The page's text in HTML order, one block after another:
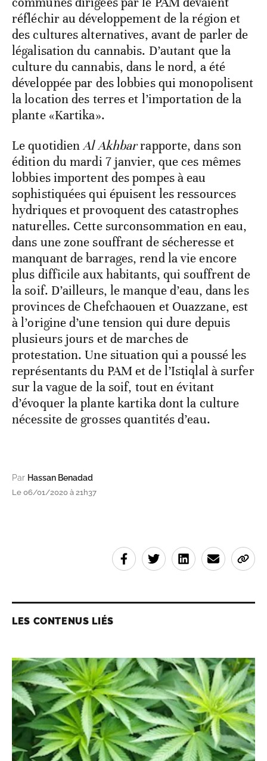
réfléchir au développement de la région et
des cultures alternatives, avant de parler de
légalisation du cannabis. D’autant que la
culture du cannabis, dans le nord, a été
développée par des lobbies qui monopolisent
la location des terres et l’importation de la
plante «Kartika».
Le quotidienAl Akhbarrapporte, dans son
édition du mardi 7 janvier, que ces mêmes
lobbies importent des pompes à eau
sophistiquées qui épuisent les ressources
hydriques et provoquent des catastrophes
naturelles. Cette surconsommation en eau,
dans une zone souffrant de sécheresse et
manquant de barrages, rend la vie encore
plus difficile aux habitants, qui souffrent de
la soif. D’ailleurs, le manque d’eau, dans les
provinces de Chefchaouen et Ouazzane, est
à l’origine d’une tension qui dure depuis
plusieurs jours et de marches de
protestation. Une situation qui a poussé les
représentants du PAM et de l’Istiqlal à surfer
sur la vague de la soif, tout en évitant
d’évoquer la plante kartika dont la culture
nécessite de grosses quantités d’eau.
Par Hassan Benadad
Le 06/01/2020 à 21h37
LES CONTENUS LIÉS